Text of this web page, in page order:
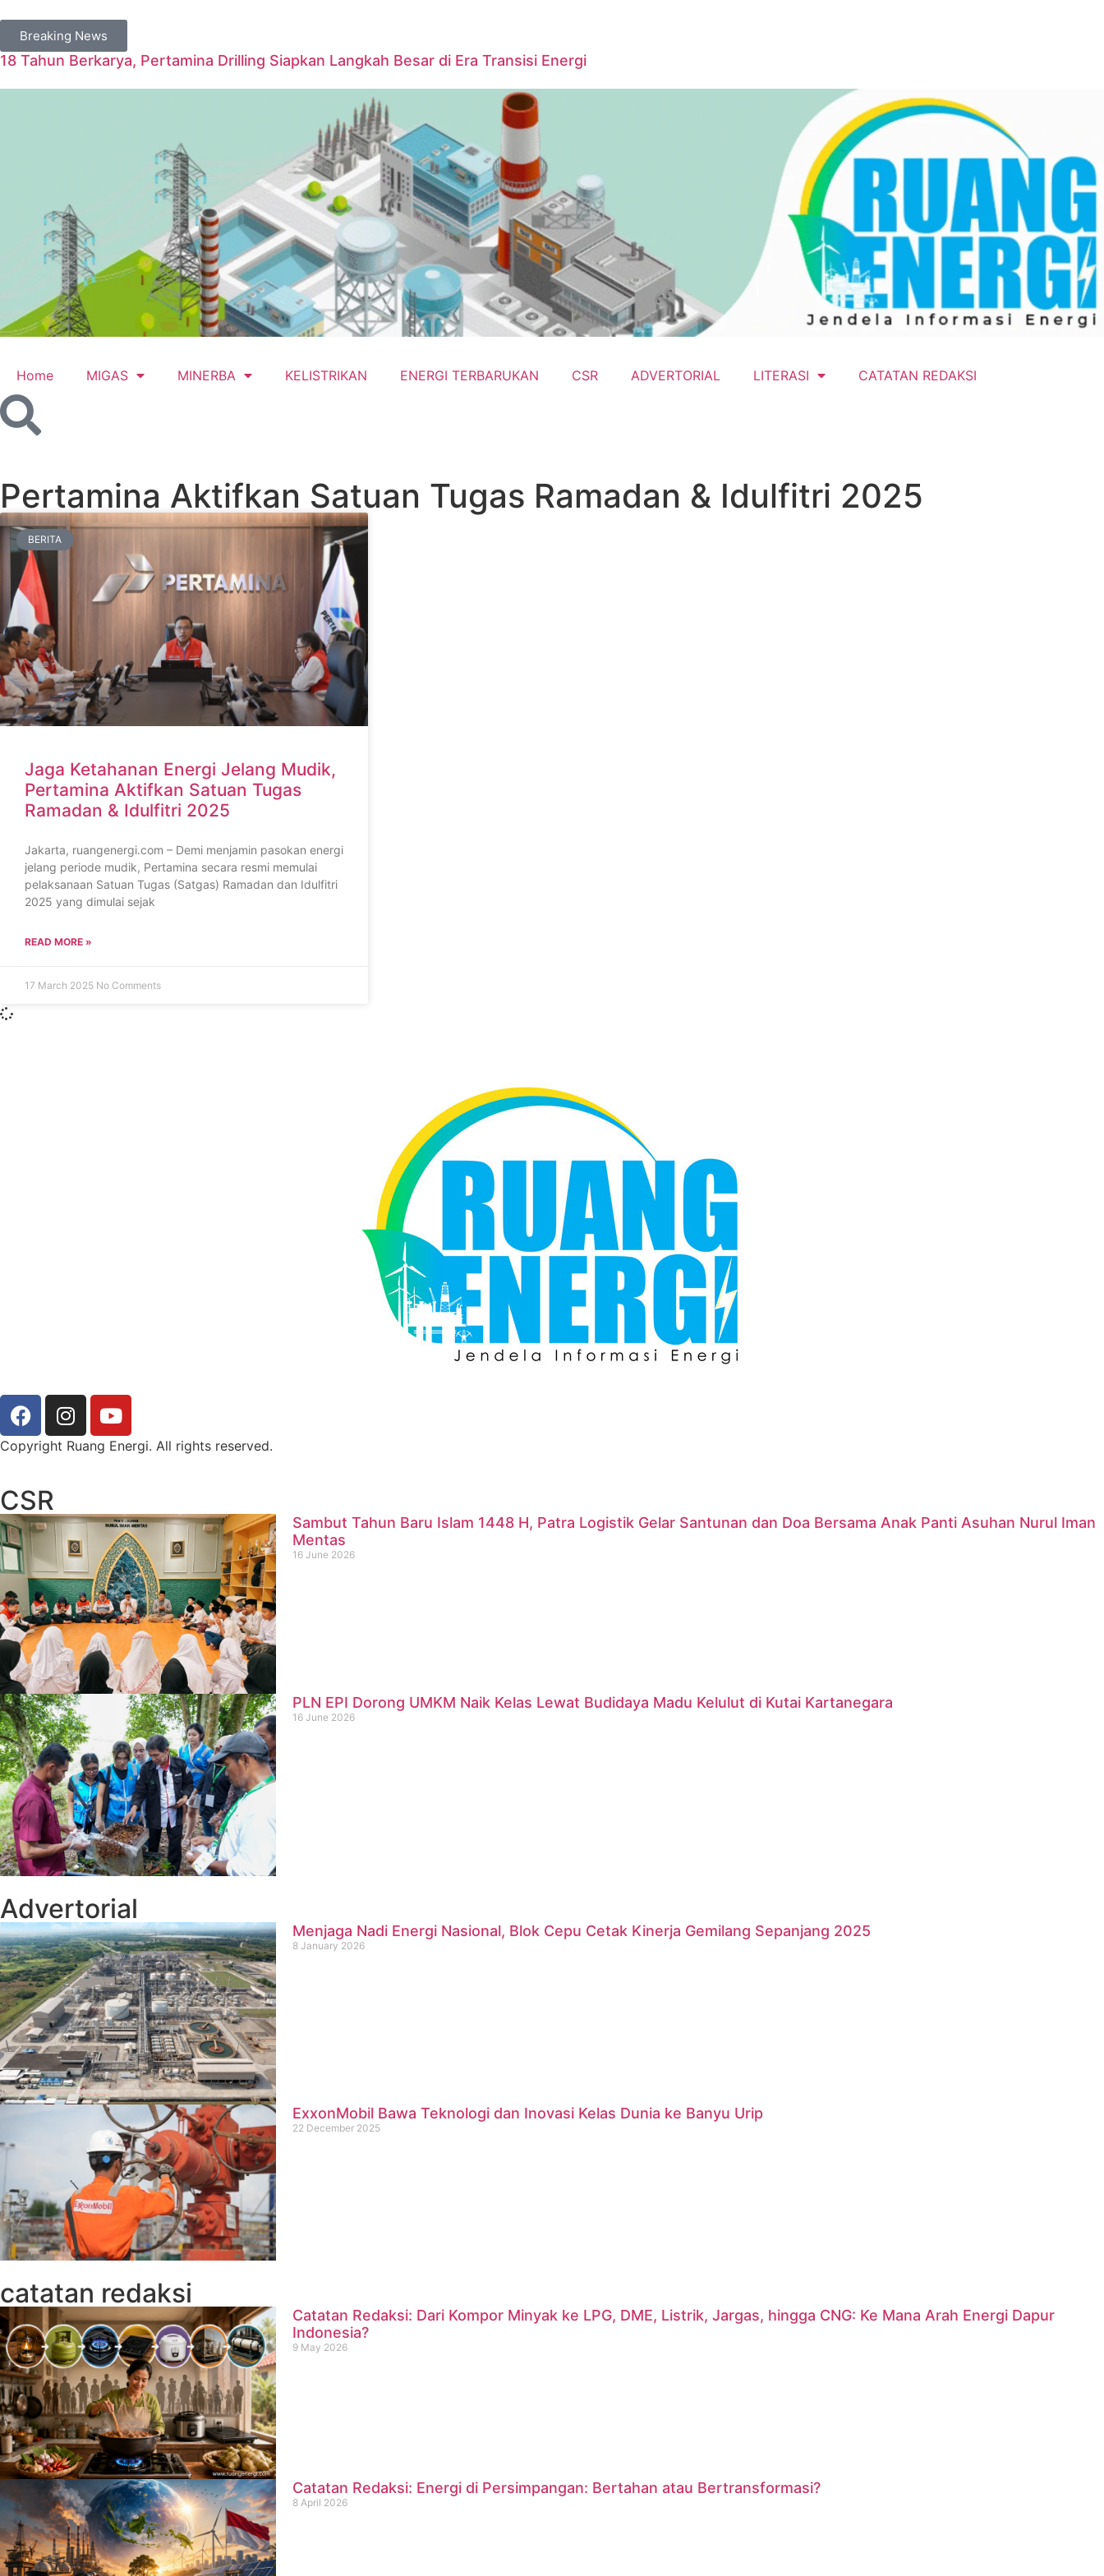
Breaking News
18 Tahun Berkarya, Pertamina Drilling Siapkan Langkah Besar di Era Transisi Energi
Home MIGAS MINERBA KELISTRIKAN ENERGI TERBARUKAN CSR ADVERTORIAL LITERASI CATATAN REDAKSI
Pertamina Aktifkan Satuan Tugas Ramadan & Idulfitri 2025
BERITA
Jaga Ketahanan Energi Jelang Mudik,
Pertamina Aktifkan Satuan Tugas
Ramadan & Idulfitri 2025
Jakarta, ruangenergi.com – Demi menjamin pasokan energi
jelang periode mudik, Pertamina secara resmi memulai
pelaksanaan Satuan Tugas (Satgas) Ramadan dan Idulfitri
2025 yang dimulai sejak
READ MORE »
17 March 2025 No Comments
Copyright Ruang Energi. All rights reserved.
CSR
Sambut Tahun Baru Islam 1448 H, Patra Logistik Gelar Santunan dan Doa Bersama Anak Panti Asuhan Nurul Iman
Mentas
16 June 2026
PLN EPI Dorong UMKM Naik Kelas Lewat Budidaya Madu Kelulut di Kutai Kartanegara
16 June 2026
Advertorial
Menjaga Nadi Energi Nasional, Blok Cepu Cetak Kinerja Gemilang Sepanjang 2025
8 January 2026
ExxonMobil Bawa Teknologi dan Inovasi Kelas Dunia ke Banyu Urip
22 December 2025
catatan redaksi
Catatan Redaksi: Dari Kompor Minyak ke LPG, DME, Listrik, Jargas, hingga CNG: Ke Mana Arah Energi Dapur
Indonesia?
9 May 2026
Catatan Redaksi: Energi di Persimpangan: Bertahan atau Bertransformasi?
8 April 2026